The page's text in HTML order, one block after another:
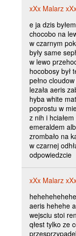
xXx Malarz
e ja dzis
chocobo na
w czarnym
były same
w lewo
hocobosy był
pełno
lezała aeris
hyba white
poprostu w
z nih i
emeraldem
zrombało na
w czarnej
odpowiedzcie
xXx Malarz
aeris hehehe
wejsciu stoi
qłest tylko ze